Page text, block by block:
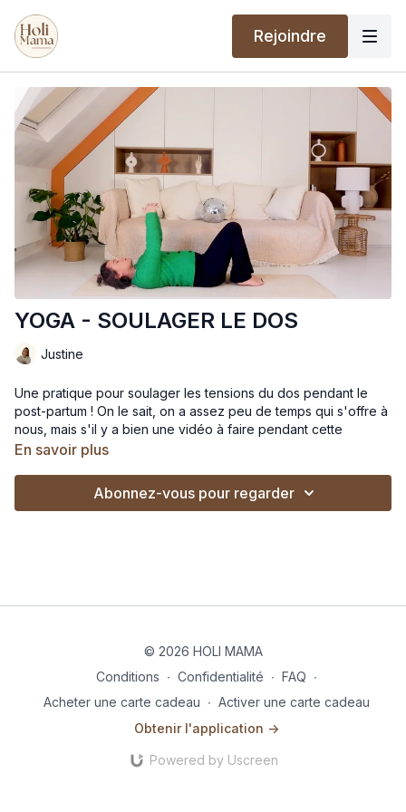
Rejoindre
YOGA - SOULAGER LE DOS
Justine
Une pratique pour soulager les tensions du dos pendant le
post-partum ! On le sait, on a assez peu de temps qui s'offre à
nous, mais s'il y a bien une vidéo à faire pendant cette
période, c'est celle-ci !
En savoir plus
Abonnez-vous pour regarder
© 2026 HOLI MAMA
Conditions ∙ Confidentialité ∙ FAQ ∙
Acheter une carte cadeau ∙ Activer une carte cadeau
Obtenir l'application ->
Powered by Uscreen